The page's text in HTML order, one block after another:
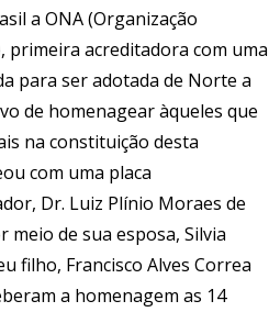
a ONA (Organização
primeira acreditadora com uma
para ser adotada de Norte a
de homenagear àqueles que
na constituição desta
com uma placa
Dr. Luiz Plínio Moraes de
meio de sua esposa, Silvia
filho, Francisco Alves Correa
a homenagem as 14